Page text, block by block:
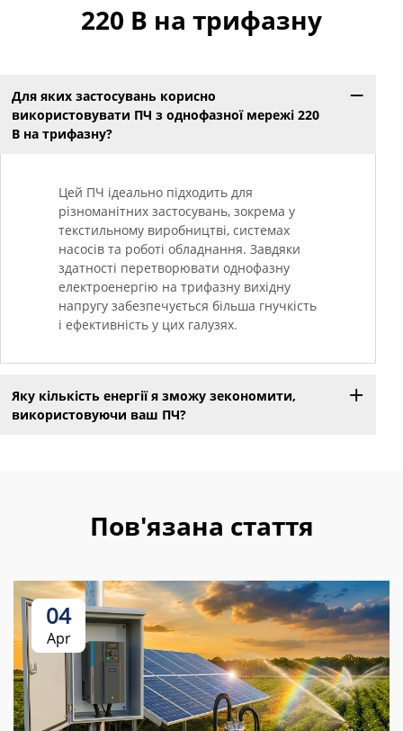
220 В на трифазну
Для яких застосувань корисно
використовувати ПЧ з однофазної мережі 220
В на трифазну?
Цей ПЧ ідеально підходить для
різноманітних застосувань, зокрема у
текстильному виробництві, системах
насосів та роботі обладнання. Завдяки
здатності перетворювати однофазну
електроенергію на трифазну вихідну
напругу забезпечується більша гнучкість
і ефективність у цих галузях.
Яку кількість енергії я зможу зекономити,
використовуючи ваш ПЧ?
Пов'язана стаття
04
Apr